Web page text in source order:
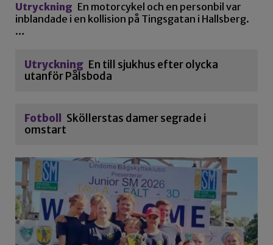
Utryckning En motorcykel och en personbil var
inblandade i en kollision på Tingsgatan i Hallsberg.
…
Utryckning En till sjukhus efter olycka
utanför Pålsboda
Fotboll
Sköllerstas damer segrade i
omstart